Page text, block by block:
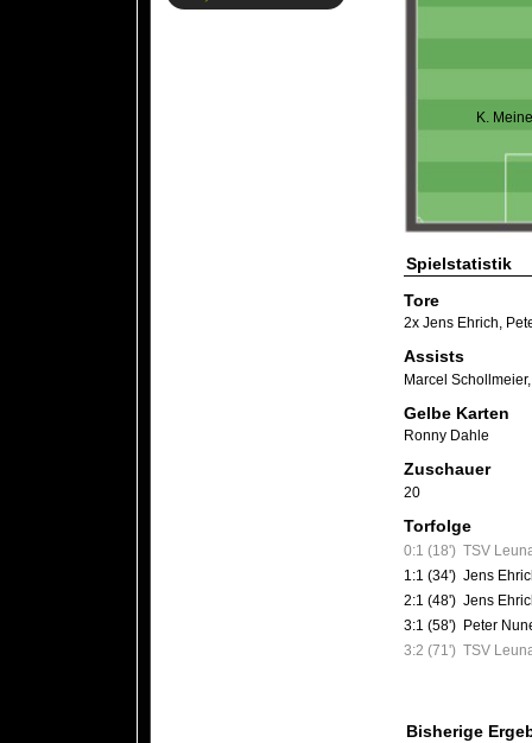
K.
Spielstatistik
Tore
2x Jens Ehrich,
Assists
Marcel Schollmeier,
Gelbe Karten
Ronny Dahle
Zuschauer
20
Torfolge
0:1 (18') TSV
1:1 (34') Jens
2:1 (48') Jens
3:1 (58') Peter
3:2 (71') TSV
Bisherige